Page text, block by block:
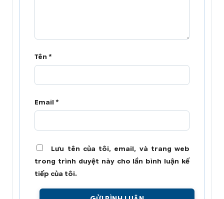
Tên *
Email *
Lưu tên của tôi, email, và trang web
trong trình duyệt này cho lần bình luận kế
tiếp của tôi.